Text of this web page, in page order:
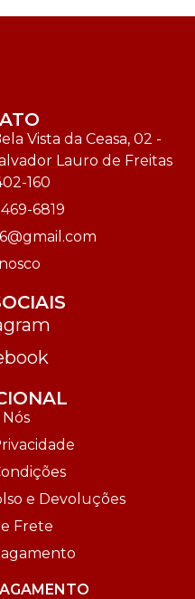
Vista da Ceasa, 02 -
Lauro de Freitas
160
6819
e Devoluções
Frete